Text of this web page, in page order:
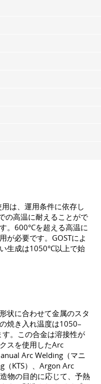
は、運用条件に依存し
の高温に耐えることがで
。600°Cを超える高温に
が必要です。GOSTによ
生成は1050°C以上で始
状に合わせて金属のスタ
焼き入れ温度は1050–
。この合金は溶接性が
スを使用したArc
Arc Welding（マニ
（KTS）、Argon Arc
物の目的に応じて、予熱